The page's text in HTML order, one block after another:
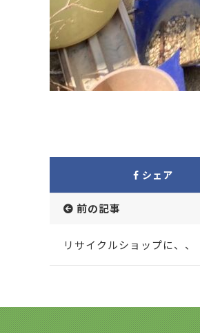
シェア
前の記事
リサイクルショップに、、